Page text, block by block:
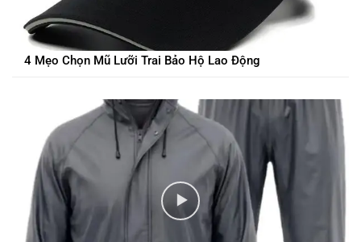
4 Mẹo Chọn Mũ Lưỡi Trai Bảo Hộ Lao Động